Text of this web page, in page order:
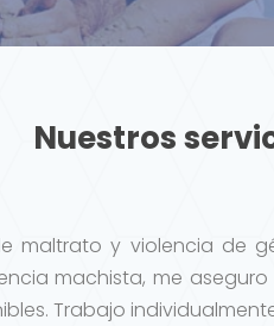
Nuestros
maltrato y violencia de
machista, me
Trabajo